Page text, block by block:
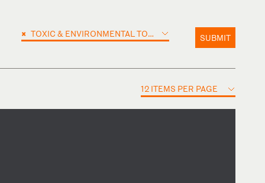
× TOXIC & ENVIRONMENTAL TORTS SUBMIT
12 ITEMS PER PAGE